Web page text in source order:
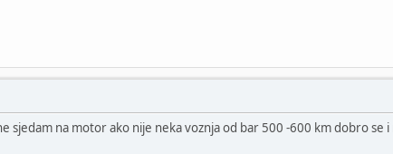
sjedam na motor ako nije neka voznja od bar 500 -600 km dobro se